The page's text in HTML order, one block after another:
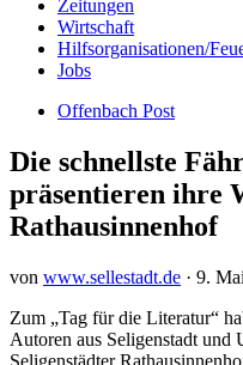
Zeitungen
Wirtschaft
Hilfsorganisationen/
Jobs
Offenbach Post
Die schnellste
präsentieren ihre
Rathausinnenhof
von www.sellestadt.de · 9.
Zum „Tag für die Literatur“
Autoren aus Seligenstadt und
Seligenstädter